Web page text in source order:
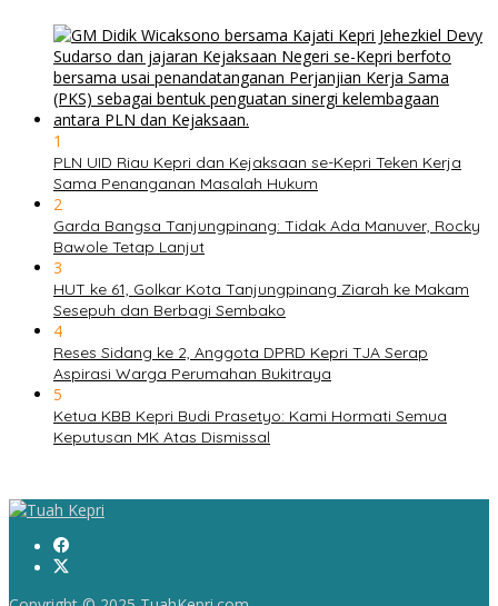
1
PLN UID Riau Kepri dan Kejaksaan se-Kepri Teken Kerja
Sama Penanganan Masalah Hukum
2
Garda Bangsa Tanjungpinang: Tidak Ada Manuver, Rocky
Bawole Tetap Lanjut
3
HUT ke 61, Golkar Kota Tanjungpinang Ziarah ke Makam
Sesepuh dan Berbagi Sembako
4
Reses Sidang ke 2, Anggota DPRD Kepri TJA Serap
Aspirasi Warga Perumahan Bukitraya
5
Ketua KBB Kepri Budi Prasetyo: Kami Hormati Semua
Keputusan MK Atas Dismissal